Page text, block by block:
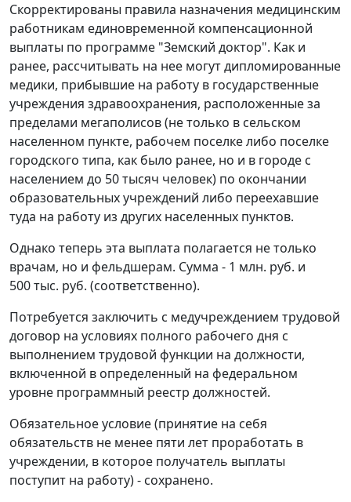
Скорректированы правила назначения медицинским
работникам единовременной компенсационной
выплаты по программе "Земский доктор". Как и
ранее, рассчитывать на нее могут дипломированные
медики, прибывшие на работу в государственные
учреждения здравоохранения, расположенные за
пределами мегаполисов (не только в сельском
населенном пункте, рабочем поселке либо поселке
городского типа, как было ранее, но и в городе с
населением до 50 тысяч человек) по окончании
образовательных учреждений либо переехавшие
туда на работу из других населенных пунктов.
Однако теперь эта выплата полагается не только
врачам, но и фельдшерам. Сумма - 1 млн. руб. и
500 тыс. руб. (соответственно).
Потребуется заключить с медучреждением трудовой
договор на условиях полного рабочего дня с
выполнением трудовой функции на должности,
включенной в определенный на федеральном
уровне программный реестр должностей.
Обязательное условие (принятие на себя
обязательств не менее пяти лет проработать в
учреждении, в которое получатель выплаты
поступит на работу) - сохранено.